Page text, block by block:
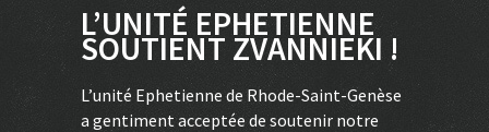
L’UNITÉ EPHETIENNE
SOUTIENT ZVANNIEKI !
L’unité Ephetienne de Rhode-Saint-Genèse
a gentiment acceptée de soutenir notre